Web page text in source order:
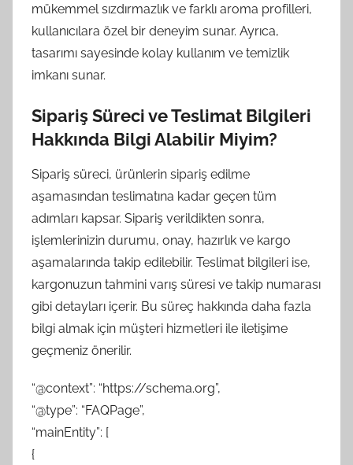
mükemmel sızdırmazlık ve farklı aroma profilleri,
kullanıcılara özel bir deneyim sunar. Ayrıca,
tasarımı sayesinde kolay kullanım ve temizlik
imkanı sunar.
Sipariş Süreci ve Teslimat Bilgileri
Hakkında Bilgi Alabilir Miyim?
Sipariş süreci, ürünlerin sipariş edilme
aşamasından teslimatına kadar geçen tüm
adımları kapsar. Sipariş verildikten sonra,
işlemlerinizin durumu, onay, hazırlık ve kargo
aşamalarında takip edilebilir. Teslimat bilgileri ise,
kargonuzun tahmini varış süresi ve takip numarası
gibi detayları içerir. Bu süreç hakkında daha fazla
bilgi almak için müşteri hizmetleri ile iletişime
geçmeniz önerilir.
“@context”: “https://schema.org”,
“@type”: “FAQPage”,
“mainEntity”: [
{